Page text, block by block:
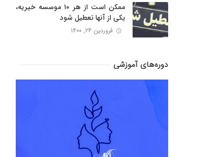
ممکن است از هر ۱۰ موسسه خیریه،
یکی از آنها تعطیل شود
فروردین ۲۴, ۱۴۰۰
دوره‌های آموزشی